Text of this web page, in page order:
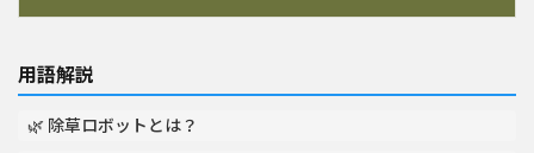
用語解説
🌿 除草ロボットとは？